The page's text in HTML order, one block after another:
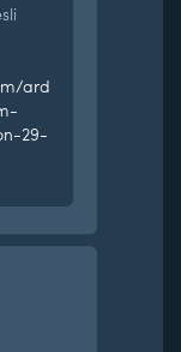
ard
29-